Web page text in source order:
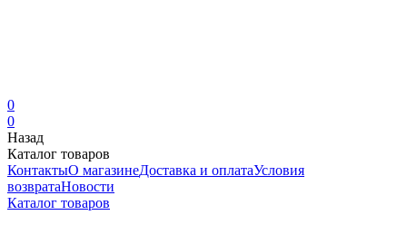
0
0
Назад
Каталог товаров
КонтактыО магазинеДоставка и оплатаУсловия
возвратаНовости
Каталог товаров